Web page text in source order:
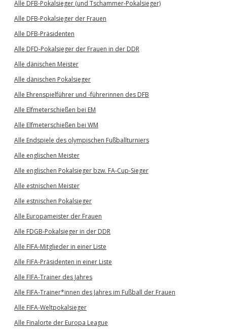
Alle DFB-Pokalsieger (und Tschammer-Pokalsieger)
Alle DFB-Pokalsieger der Frauen
Alle DFB-Präsidenten
Alle DFD-Pokalsieger der Frauen in der DDR
Alle dänischen Meister
Alle dänischen Pokalsieger
Alle Ehrenspielführer und -führerinnen des DFB
Alle Elfmeterschießen bei EM
Alle Elfmeterschießen bei WM
Alle Endspiele des olympischen Fußballturniers
Alle englischen Meister
Alle englischen Pokalsieger bzw. FA-Cup-Sieger
Alle estnischen Meister
Alle estnischen Pokalsieger
Alle Europameister der Frauen
Alle FDGB-Pokalsieger in der DDR
Alle FIFA-Mitglieder in einer Liste
Alle FIFA-Präsidenten in einer Liste
Alle FIFA-Trainer des Jahres
Alle FIFA-Trainer*innen des Jahres im Fußball der Frauen
Alle FIFA-Weltpokalsieger
Alle Finalorte der Europa League